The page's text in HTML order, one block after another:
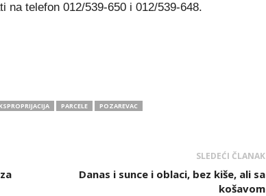
na telefon 012/539-650 i 012/539-648.
PARCELE POZAREVAC
SLEDEĆI ČLANAK
Danas i sunce i oblaci, bez kiše, ali sa
košavom